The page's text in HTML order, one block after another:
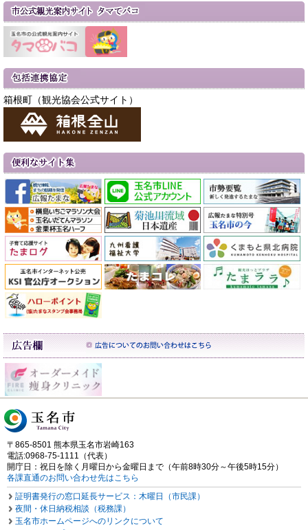
箱根町（観光協会公式サイト）
〒865-8501 熊本県玉名市岩崎163
電話:0968-75-1111（代表）
開庁日：祝日を除く月曜日から金曜日まで（午前8時30分～午後5時15分）
各課直通のお問い合わせ先はこちら
証明書発行の窓口延長サービス：木曜日（市民課）
夜間・休日納税相談（税務課）
玉名市ホームページへのリンクについて